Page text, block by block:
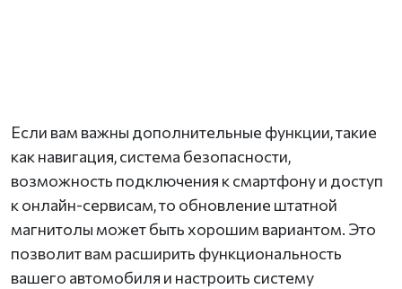
Если вам важны дополнительные функции, такие
как навигация, система безопасности,
возможность подключения к смартфону и доступ
к онлайн-сервисам, то обновление штатной
магнитолы может быть хорошим вариантом. Это
позволит вам расширить функциональность
вашего автомобиля и настроить систему